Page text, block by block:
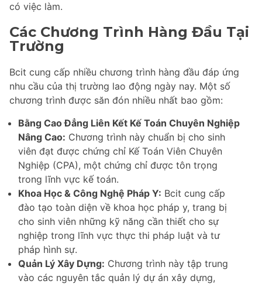
có việc làm.
Các Chương Trình Hàng Đầu Tại
Trường
Bcit cung cấp nhiều chương trình hàng đầu đáp ứng
nhu cầu của thị trường lao động ngày nay. Một số
chương trình được săn đón nhiều nhất bao gồm:
Bằng Cao Đẳng Liên Kết Kế Toán Chuyên Nghiệp
Nâng Cao: Chương trình này chuẩn bị cho sinh
viên đạt được chứng chỉ Kế Toán Viên Chuyên
Nghiệp (CPA), một chứng chỉ được tôn trọng
trong lĩnh vực kế toán.
Khoa Học & Công Nghệ Pháp Y: Bcit cung cấp
đào tạo toàn diện về khoa học pháp y, trang bị
cho sinh viên những kỹ năng cần thiết cho sự
nghiệp trong lĩnh vực thực thi pháp luật và tư
pháp hình sự.
Quản Lý Xây Dựng: Chương trình này tập trung
vào các nguyên tắc quản lý dự án xây dựng,